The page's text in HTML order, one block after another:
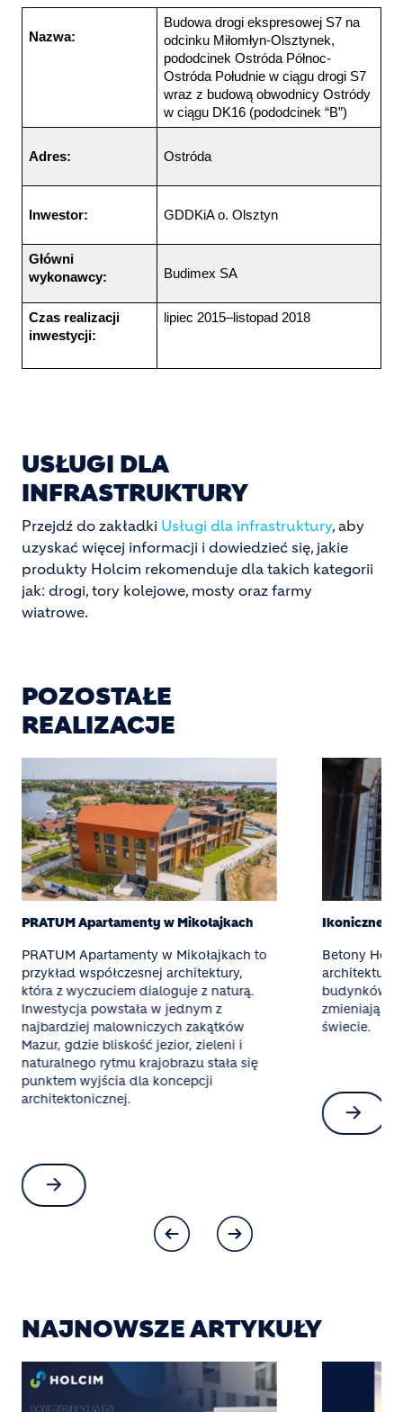
Nazwa:
Budowa drogi ekspresowej S7 na
odcinku Miłomłyn-Olsztynek,
pododcinek Ostróda Północ-
Ostróda Południe w ciągu drogi S7
wraz z budową obwodnicy Ostródy
w ciągu DK16 (pododcinek “B”)
Adres: Ostróda
Inwestor: GDDKiA o. Olsztyn
Główni
wykonawcy:
Budimex SA
Czas realizacji
inwestycji:
lipiec 2015–listopad 2018
USŁUGI DLA
INFRASTRUKTURY
Przejdź do zakładki Usługi dla infrastruktury, aby
uzyskać więcej informacji i dowiedzieć się, jakie
produkty Holcim rekomenduje dla takich kategorii
jak: drogi, tory kolejowe, mosty oraz farmy
wiatrowe.
POZOSTAŁE
REALIZACJE
PRATUM Apartamenty w Mikołajkach
PRATUM Apartamenty w Mikołajkach to
przykład współczesnej architektury,
która z wyczuciem dialoguje z naturą.
Inwestycja powstała w jednym z
najbardziej malowniczych zakątków
Mazur, gdzie bliskość jezior, zieleni i
naturalnego rytmu krajobrazu stała się
punktem wyjścia dla koncepcji
architektonicznej.
Ikoniczne
Betony
architekturę
budynków
zmieniają
świecie.
NAJNOWSZE ARTYKUŁY